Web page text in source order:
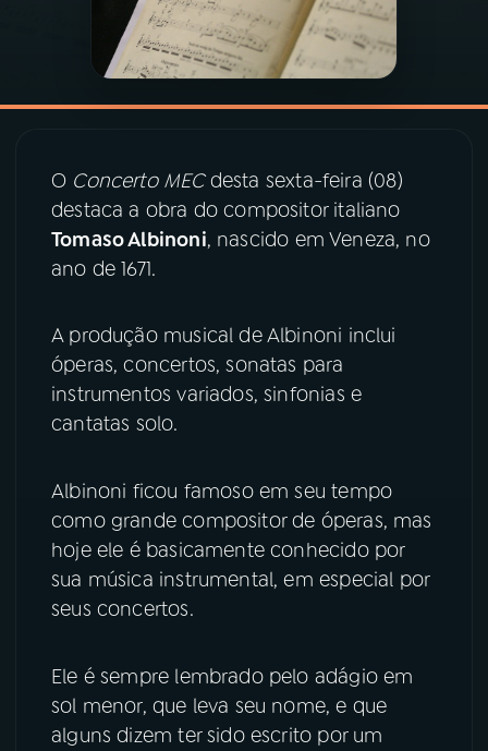
PROGRAMAS
VIDEOCASTS
07ÚLTIMAS
ACOMPANHE A RÁDIO MEC
YouTube
Instagram X
TikTok
O Concerto MECdesta sexta-feira (08)
destaca a obra do compositor italiano
Tomaso Albinoni, nascido em Veneza, no
ano de 1671.
A produção musical de Albinoni inclui
óperas, concertos, sonatas para
instrumentos variados, sinfonias e
cantatas solo.
Albinoni ficou famoso em seu tempo
como grande compositor de óperas, mas
hoje ele é basicamente conhecido por
sua música instrumental, em especial por
seus concertos.
Ele é sempre lembrado pelo adágio em
sol menor, que leva seu nome, e que
alguns dizem ter sido escrito por um